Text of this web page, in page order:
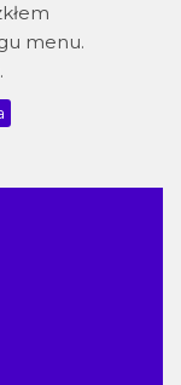
menu.